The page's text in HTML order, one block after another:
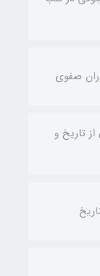
صفوی
تاریخ و